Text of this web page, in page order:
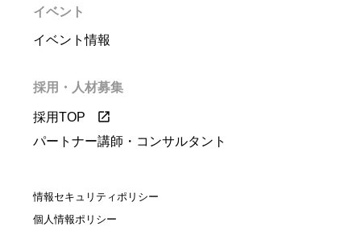
イベント
イベント情報
採用・人材募集
採用TOP
パートナー講師・コンサルタント
情報セキュリティポリシー
個人情報ポリシー